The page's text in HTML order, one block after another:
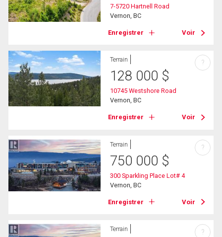
7-5720 Hartnell Road
Vernon, BC
Enregistrer Voir
Terrain
128 000 $
10745 Westshore Road
Vernon, BC
Enregistrer Voir
?
Terrain
750 000 $
300 Sparkling Place Lot# 4
Vernon, BC
Enregistrer Voir
?
Terrain ?